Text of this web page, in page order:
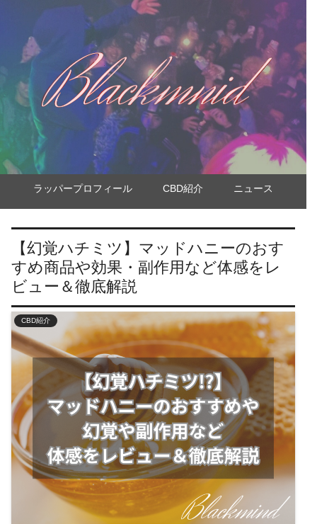
ラッパープロフィール CBD紹介 ニュース
【幻覚ハチミツ】マッドハニーのおす
すめ商品や効果・副作用など体感をレ
ビュー＆徹底解説
CBD紹介